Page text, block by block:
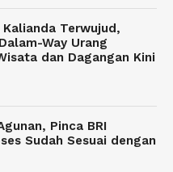
Terwujud,
Way Urang
dan Dagangan Kini
Pinca BRI
Sudah Sesuai dengan